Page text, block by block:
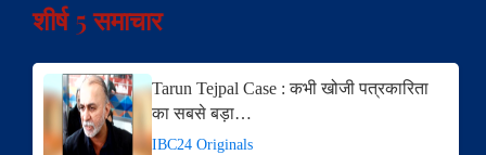
शीर्ष 5 समाचार
Tarun Tejpal Case : कभी खोजी पत्रकारिता
का सबसे बड़ा…
IBC24 Originals